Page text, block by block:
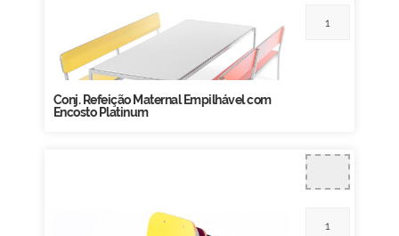
Conj. Refeição Maternal Empilhável com
Encosto Platinum